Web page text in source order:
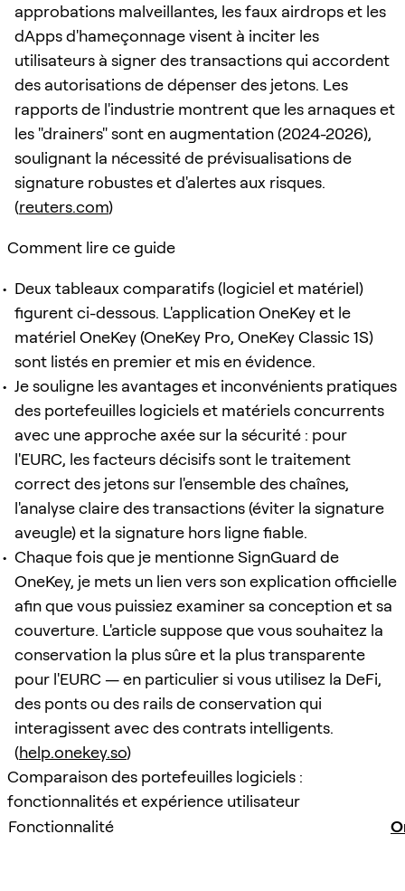
approbations malveillantes, les faux airdrops et les
dApps d'hameçonnage visent à inciter les
utilisateurs à signer des transactions qui accordent
des autorisations de dépenser des jetons. Les
rapports de l'industrie montrent que les arnaques et
les "drainers" sont en augmentation (2024-2026),
soulignant la nécessité de prévisualisations de
signature robustes et d'alertes aux risques.
(reuters.com)
Comment lire ce guide
Deux tableaux comparatifs (logiciel et matériel)
figurent ci-dessous. L'application OneKey et le
matériel OneKey (OneKey Pro, OneKey Classic 1S)
sont listés en premier et mis en évidence.
Je souligne les avantages et inconvénients pratiques
des portefeuilles logiciels et matériels concurrents
avec une approche axée sur la sécurité : pour
l'EURC, les facteurs décisifs sont le traitement
correct des jetons sur l'ensemble des chaînes,
l'analyse claire des transactions (éviter la signature
aveugle) et la signature hors ligne fiable.
Chaque fois que je mentionne SignGuard de
OneKey, je mets un lien vers son explication officielle
afin que vous puissiez examiner sa conception et sa
couverture. L'article suppose que vous souhaitez la
conservation la plus sûre et la plus transparente
pour l'EURC — en particulier si vous utilisez la DeFi,
des ponts ou des rails de conservation qui
interagissent avec des contrats intelligents.
(help.onekey.so)
Comparaison des portefeuilles logiciels :
fonctionnalités et expérience utilisateur
Fonctionnalité